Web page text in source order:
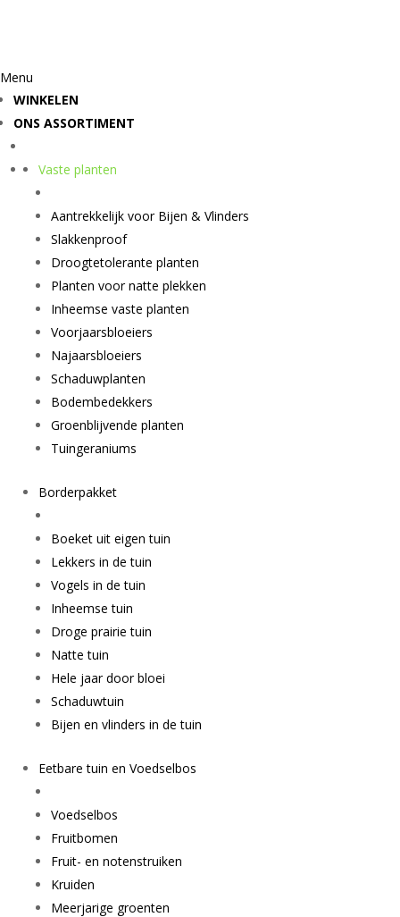
Menu
WINKELEN
ONS ASSORTIMENT
Vaste planten
Aantrekkelijk voor Bijen & Vlinders
Slakkenproof
Droogtetolerante planten
Planten voor natte plekken
Inheemse vaste planten
Voorjaarsbloeiers
Najaarsbloeiers
Schaduwplanten
Bodembedekkers
Groenblijvende planten
Tuingeraniums
Borderpakket
Boeket uit eigen tuin
Lekkers in de tuin
Vogels in de tuin
Inheemse tuin
Droge prairie tuin
Natte tuin
Hele jaar door bloei
Schaduwtuin
Bijen en vlinders in de tuin
Eetbare tuin en Voedselbos
Voedselbos
Fruitbomen
Fruit- en notenstruiken
Kruiden
Meerjarige groenten